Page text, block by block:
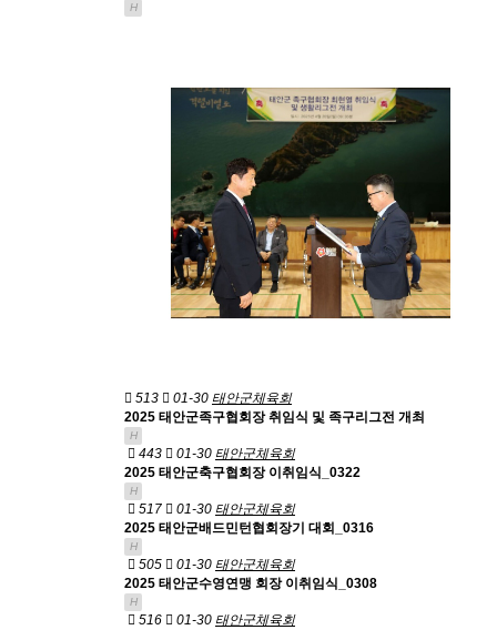
H
513 01-30 태안군체육회
2025 태안군족구협회장 취임식 및 족구리그전 개최
H
443 01-30 태안군체육회
2025 태안군축구협회장 이취임식_0322
H
517 01-30 태안군체육회
2025 태안군배드민턴협회장기 대회_0316
H
505 01-30 태안군체육회
2025 태안군수영연맹 회장 이취임식_0308
H
516 01-30 태안군체육회